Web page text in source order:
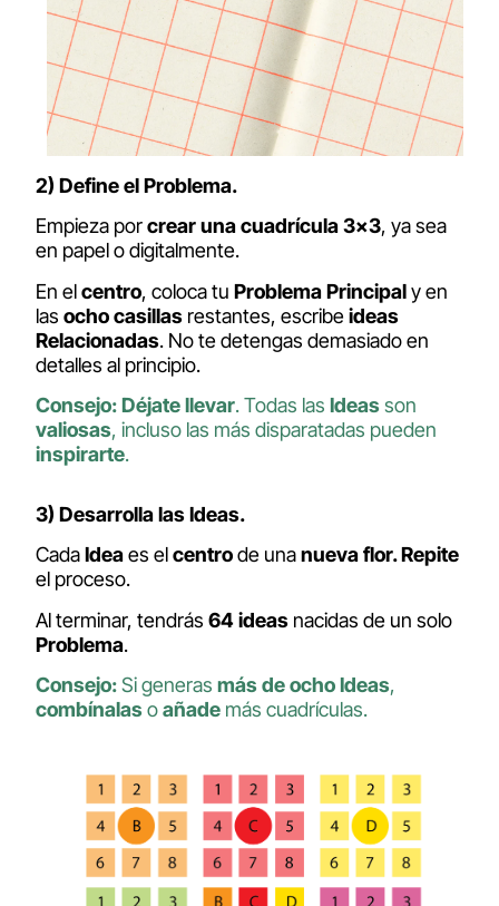
2) Define el Problema.
Empieza porcrear una cuadrícula 3×3, ya sea
en papel o digitalmente.
En elcentro, coloca tu Problema Principaly en
las ocho casillas restantes, escribeideas
Relacionadas. No te detengas demasiado en
detalles al principio.
Consejo:Déjate llevar. Todas las Ideas son
valiosas, incluso las más disparatadas pueden
inspirarte.
3) Desarrolla las Ideas.
CadaIdeaes elcentrode unanueva flor. Repite
el proceso.
Al terminar, tendrás 64 ideas nacidas de un solo
Problema.
Consejo:Si generas más de ocho Ideas,
combínalas oañade más cuadrículas.